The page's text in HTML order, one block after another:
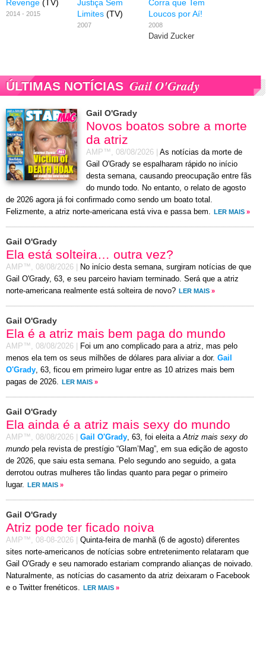
Revenge (TV)
2014 - 2015
Justiça Sem
Limites (TV)
2007
Corra que Tem
Loucos por Aí!
2008
David Zucker
ÚLTIMAS NOTÍCIAS Gail O'Grady
Gail O'Grady
Novos boatos sobre a morte
da atriz
AMP™, 08/08/2026
As notícias da morte de
Gail O'Grady se espalharam rápido no início
desta semana, causando preocupação entre fãs
do mundo todo. No entanto, o relato de agosto
de 2026 agora já foi confirmado como sendo um boato total.
Felizmente, a atriz norte-americana está viva e passa bem.
LER MAIS »
Gail O'Grady
Ela está solteira… outra vez?
AMP™, 08/08/2026
No início desta semana, surgiram notícias de que
Gail O'Grady, 63, e seu parceiro haviam terminado. Será que a atriz
norte-americana realmente está solteira de novo? LER MAIS »
Gail O'Grady
Ela é a atriz mais bem paga do mundo
AMP™, 08/08/2026
Foi um ano complicado para a atriz, mas pelo
menos ela tem os seus milhões de dólares para aliviar a dor. Gail
O'Grady, 63, ficou em primeiro lugar entre as 10 atrizes mais bem
pagas de 2026.
LER MAIS »
Gail O'Grady
Ela ainda é a atriz mais sexy do mundo
AMP™, 08/08/2026 Gail O'Grady, 63, foi eleita aAtriz mais sexy do
mundo pela revista de prestígio “Glam’Mag”, em sua edição de agosto
de 2026, que saiu esta semana. Pelo segundo ano seguido, a gata
derrotou outras mulheres tão lindas quanto para pegar o primeiro
lugar.
LER MAIS »
Gail O'Grady
Atriz pode ter ficado noiva
AMP™, 08-08-2026
Quinta-feira de manhã (6 de agosto) diferentes
sites norte-americanos de notícias sobre entretenimento relataram que
Gail O'Grady e seu namorado estariam comprando alianças de noivado.
Naturalmente, as notícias do casamento da atriz deixaram o Facebook
e o Twitter frenéticos.
LER MAIS »